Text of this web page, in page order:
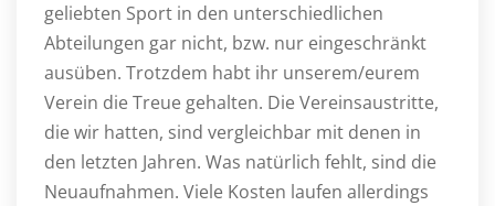
geliebten Sport in den unterschiedlichen
Abteilungen gar nicht, bzw. nur eingeschränkt
ausüben. Trotzdem habt ihr unserem/eurem
Verein die Treue gehalten. Die Vereinsaustritte,
die wir hatten, sind vergleichbar mit denen in
den letzten Jahren. Was natürlich fehlt, sind die
Neuaufnahmen. Viele Kosten laufen allerdings